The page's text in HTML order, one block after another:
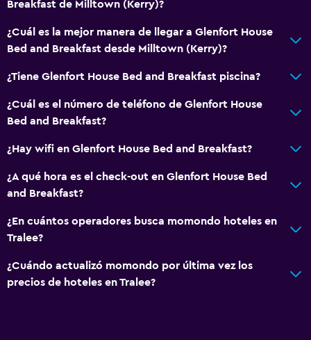
Breakfast de Milltown (Kerry)?
¿Cuál es la mejor manera de llegar a Glenfort House
Bed and Breakfast desde Milltown (Kerry)?
¿Tiene Glenfort House Bed and Breakfast piscina?
¿Cuál es el número de teléfono de Glenfort House
Bed and Breakfast?
¿Hay wifi en Glenfort House Bed and Breakfast?
¿A qué hora es el check-out en Glenfort House Bed
and Breakfast?
¿En cuántos operadores busca momondo hoteles en
Tralee?
¿Cuándo actualizó momondo por última vez los
precios de hoteles en Tralee?